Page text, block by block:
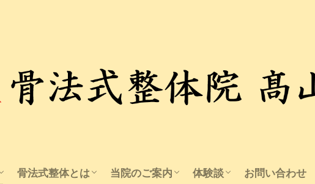
骨法式整体とは 当院のご案内 体験談 お問い合わせ